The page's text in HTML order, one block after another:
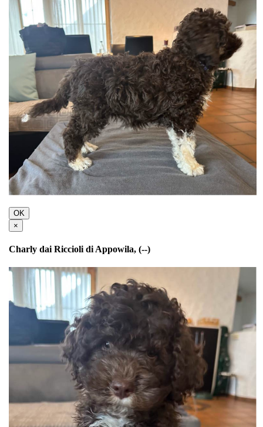
OK
×
Charly dai Riccioli di Appowila, (--)